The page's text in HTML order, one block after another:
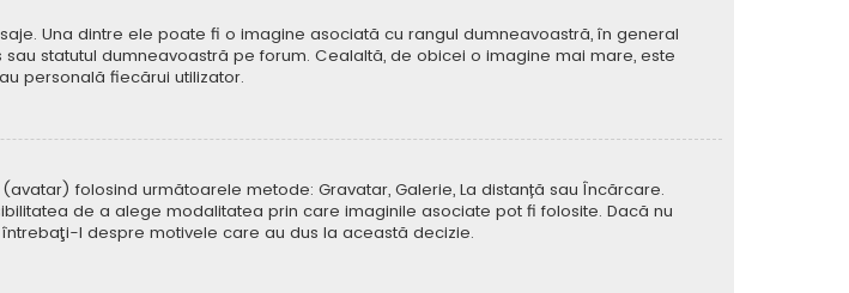
Una dintre ele poate fi o imagine asociată cu rangul dumneavoastră, în general
statutul dumneavoastră pe forum. Cealaltă, de obicei o imagine mai mare, este
personală fiecărui utilizator.
folosind următoarele metode: Gravatar, Galerie, La distanță sau Încărcare.
de a alege modalitatea prin care imaginile asociate pot fi folosite. Dacă nu
l despre motivele care au dus la această decizie.